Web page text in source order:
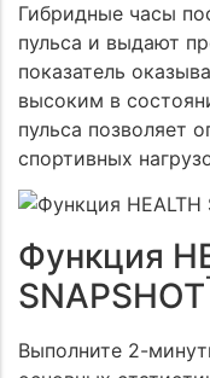
Гибридные часы
пульса и выдают
показатель
высоким в
пульса позволяет
спортивных
Функция
SNAPSHOT
Выполните 2-